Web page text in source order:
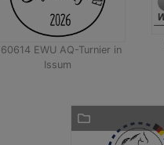
EWU AQ-Turnier in
Issum